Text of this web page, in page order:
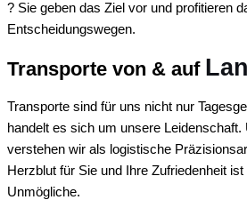
? Sie geben das Ziel vor und profitieren
Entscheidungswegen.
Transporte von & auf
Transporte sind für uns nicht nur
handelt es sich um unsere
verstehen wir als logistische
Herzblut für Sie und Ihre Zufriedenheit ist
Unmögliche.